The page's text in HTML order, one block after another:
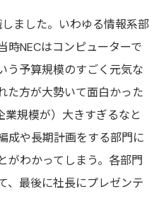
ました。いわゆる情報系部
時NECはコンピューターで
う予算規模のすごく元気な
た方が大勢いて面白かった
業規模が）大きすぎるなと
成や長期計画をする部門に
がわかってしまう。各部門
、最後に社長にプレゼンテ